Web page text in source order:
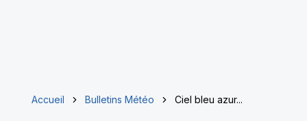
Accueil Bulletins Météo Ciel bleu azur...